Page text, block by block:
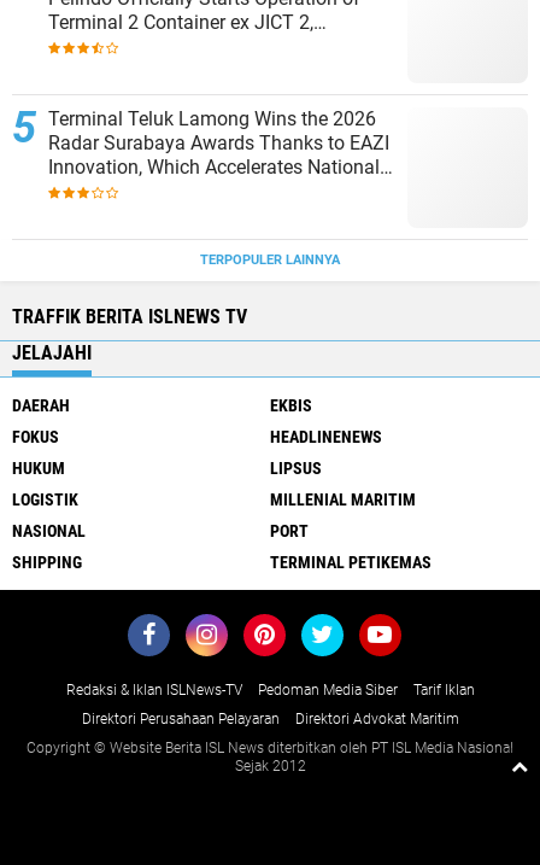
Terminal 2 Container ex JICT 2,
Strengthening Productivity of Tanjung
Terminal Teluk Lamong Wins the 2026
Radar Surabaya Awards Thanks to EAZI
Innovation, Which Accelerates National
Logistics Services
TERPOPULER LAINNYA
TRAFFIK BERITA ISLNEWS TV
JELAJAHI
DAERAH
EKBIS
FOKUS
HEADLINENEWS
HUKUM
LIPSUS
LOGISTIK
MILLENIAL MARITIM
NASIONAL
PORT
SHIPPING
TERMINAL PETIKEMAS
Redaksi & Iklan ISLNews-TV Pedoman Media Siber
Tarif Iklan
Direktori Perusahaan Pelayaran
Direktori Advokat Maritim
Copyright © Website Berita ISL News diterbitkan oleh PT ISL Media Nasional
Sejak 2012